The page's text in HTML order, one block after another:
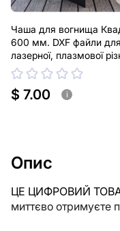
Чаша для вогнища
600 мм. DXF файли для
лазерної, плазмової
$ 7.00 i
Опис
ЦЕ ЦИФРОВИЙ ТОВАР
миттєво отримуєте